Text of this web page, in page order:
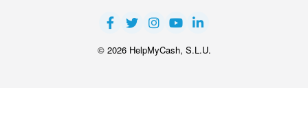
© 2026 HelpMyCash, S.L.U.